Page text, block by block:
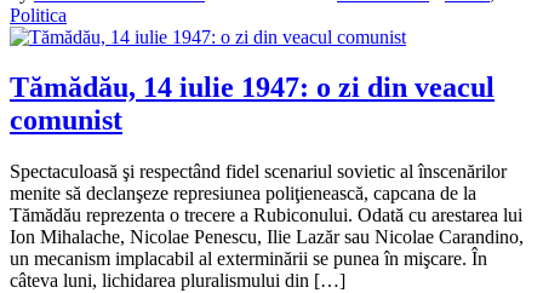
Politica
Tămădău, 14 iulie 1947: o zi din veacul
comunist
Spectaculoasă şi respectând fidel scenariul sovietic al înscenărilor
menite să declanşeze represiunea poliţienească, capcana de la
Tămădău reprezenta o trecere a Rubiconului. Odată cu arestarea lui
Ion Mihalache, Nicolae Penescu, Ilie Lazăr sau Nicolae Carandino,
un mecanism implacabil al exterminării se punea în mişcare. În
câteva luni, lichidarea pluralismului din […]